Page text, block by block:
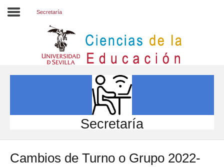
INVESTIGACIÓN
INTERNACIONAL
Secretaría
Secretaría
Cambios de Turno o Grupo 2022-